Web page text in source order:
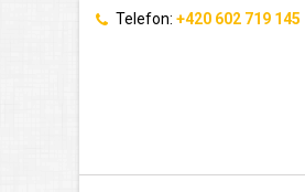
Telefon: +420 602 719 145